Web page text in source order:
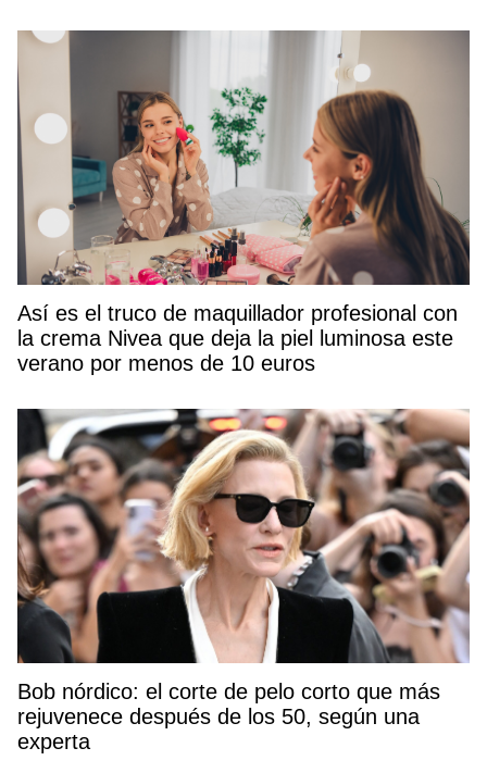
Así es el truco de maquillador profesional con
la crema Nivea que deja la piel luminosa este
verano por menos de 10 euros
Bob nórdico: el corte de pelo corto que más
rejuvenece después de los 50, según una
experta